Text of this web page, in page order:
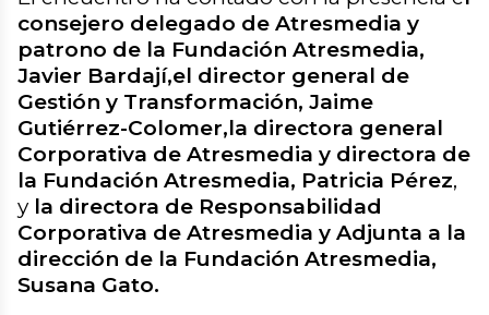
consejero delegado de Atresmedia y
patrono de la Fundación Atresmedia,
Javier Bardají,el director general de
Gestión y Transformación, Jaime
Gutiérrez-Colomer,la directora general
Corporativa de Atresmedia y directora de
la Fundación Atresmedia, Patricia Pérez,
y la directora de Responsabilidad
Corporativa de Atresmedia y Adjunta a la
dirección de la Fundación Atresmedia,
Susana Gato.